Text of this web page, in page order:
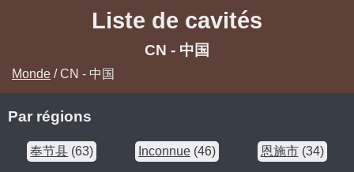
Liste de cavités
CN - 中国
Monde / CN - 中国
Par régions
奉节县 (63) Inconnue(46) 恩施市(34)